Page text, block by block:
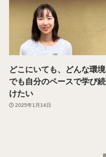
どこにいても、どんな環境
でも自分のペースで学び続
けたい
2025年1月14日